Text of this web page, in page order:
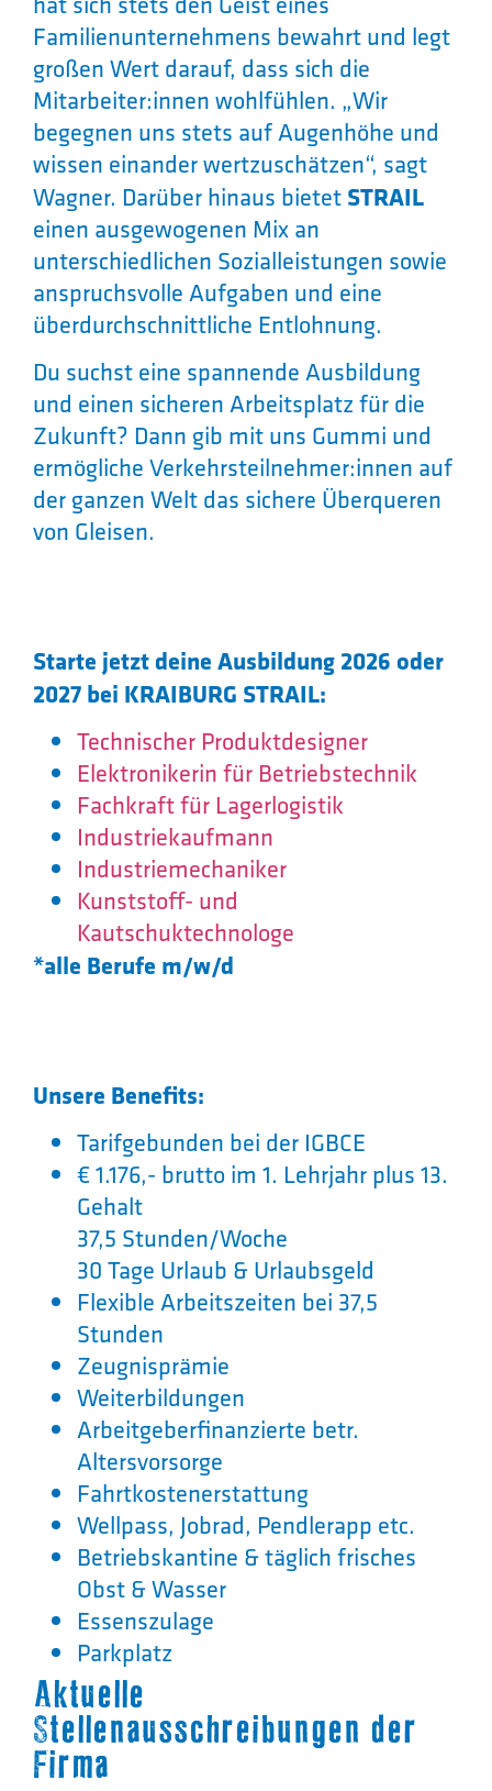
Familienunternehmens bewahrt und legt
großen Wert darauf, dass sich die
Mitarbeiter:innen wohlfühlen. „Wir
begegnen uns stets auf Augenhöhe und
wissen einander wertzuschätzen“, sagt
Wagner. Darüber hinaus bietetSTRAIL
einen ausgewogenen Mix an
unterschiedlichen Sozialleistungen sowie
anspruchsvolle Aufgaben und eine
überdurchschnittliche Entlohnung.
Du suchst eine spannende Ausbildung
und einen sicheren Arbeitsplatz für die
Zukunft? Dann gib mit uns Gummi und
ermögliche Verkehrsteilnehmer:innen auf
der ganzen Welt das sichere Überqueren
von Gleisen.
Starte jetzt deine Ausbildung 2026 oder
2027 bei KRAIBURG STRAIL:
Technischer Produktdesigner
Elektronikerin für Betriebstechnik
Fachkraft für Lagerlogistik
Industriekaufmann
Industriemechaniker
Kunststoff- und
Kautschuktechnologe
*alle Berufe m/w/d
Unsere Benefits:
Tarifgebunden bei der IGBCE
€ 1.176,- brutto im 1. Lehrjahr plus 13.
Gehalt
37,5 Stunden/Woche
30 Tage Urlaub & Urlaubsgeld
Flexible Arbeitszeiten bei 37,5
Stunden
Zeugnisprämie
Weiterbildungen
Arbeitgeberfinanzierte betr.
Altersvorsorge
Fahrtkostenerstattung
Wellpass, Jobrad, Pendlerapp etc.
Betriebskantine & täglich frisches
Obst & Wasser
Essenszulage
Parkplatz
Aktuelle
Stellenausschreibungen der
Firma